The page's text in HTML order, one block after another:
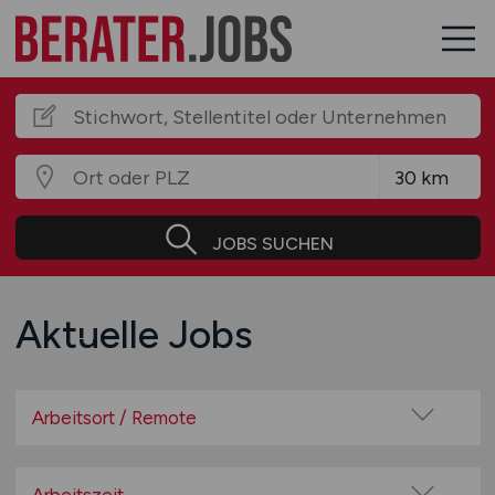
JOBS SUCHEN
Aktuelle Jobs
Arbeitsort / Remote